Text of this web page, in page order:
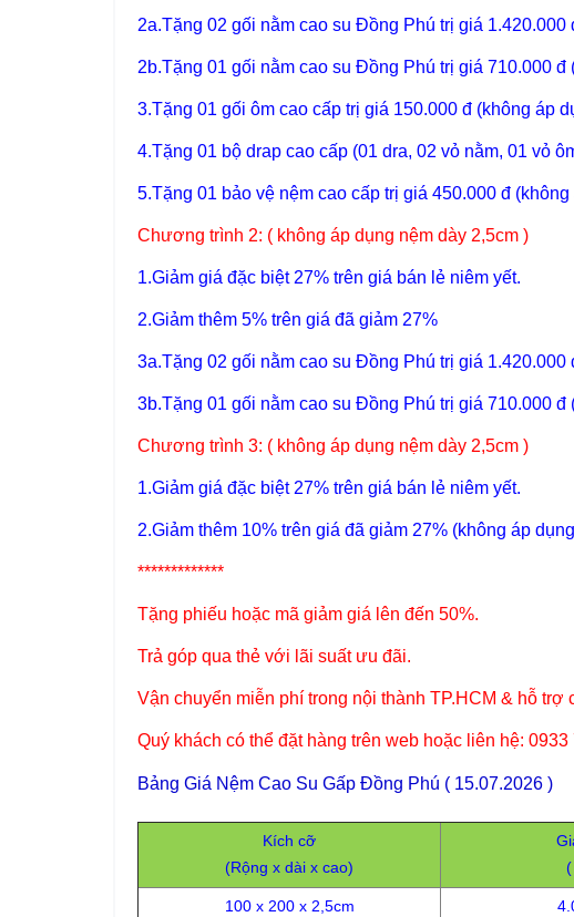
2a.Tặng 02 gối nằm cao su Đồng Phú trị giá
2b.Tặng 01 gối nằm cao su Đồng Phú trị giá 710.000
3.Tặng 01 gối ôm cao cấp trị giá 150.000 đ (không áp
4.Tặng 01 bộ drap cao cấp (01 dra, 02 vỏ nằm, 01 vỏ
5.Tặng 01 bảo vệ nệm cao cấp trị giá 450.000 đ
Chương trình 2: ( không áp dụng nệm dày 2,5cm )
1.Giảm giá đặc biệt 27% trên giá bán lẻ niêm yết.
2.Giảm thêm 5% trên giá đã giảm 27%
3a.Tặng 02 gối nằm cao su Đồng Phú trị giá
3b.Tặng 01 gối nằm cao su Đồng Phú trị giá 710.000
Chương trình 3: ( không áp dụng nệm dày 2,5cm )
1.Giảm giá đặc biệt 27% trên giá bán lẻ niêm yết.
2.Giảm thêm 10% trên giá đã giảm 27% (không áp
*************
Tặng phiếu hoặc mã giảm giá lên đến 50%.
Trả góp qua thẻ với lãi suất ưu đãi.
Vận chuyển miễn phí trong nội thành TP.HCM & hỗ trợ
Quý khách có thể đặt hàng trên web hoặc liên hệ:
Bảng Giá Nệm Cao Su Gấp Đồng Phú ( 15.07.2026 )
Kích cỡ
(Rộng x dài x cao)
100 x 200 x 2,5cm